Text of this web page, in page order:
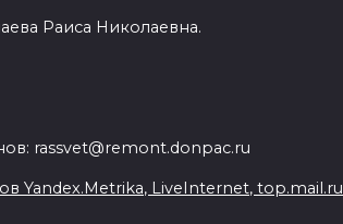
Раиса Николаевна.
rassvet@remont.donpac.ru
Yandex.Metrika, LiveInternet, top.mail.ru